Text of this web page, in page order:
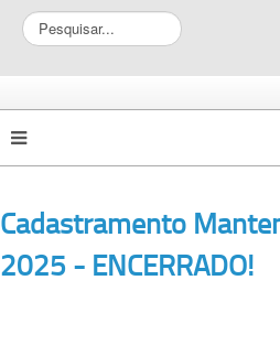
P
e
u
i
.
.
Cadastramento
2025 - ENCERRADO!